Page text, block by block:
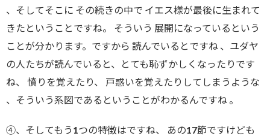
、そしてそこに その続きの中で イエス様が最後に生まれて
きたということですね。 そういう 展開になっているという
ことが分かります。ですから 読んでいるとですね 、ユダヤ
の人たちが読んでいると、とても恥ずかしくなったりです
ね、 憤りを覚えたり、 戸惑いを覚えたりしてしまうような
、そういう系図であるということがわかるんですね 。
④、そしてもう1つの特徴はですね、 あの17節ですけども